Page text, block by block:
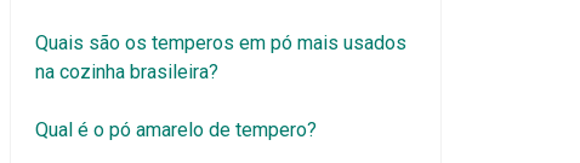
Quais são os temperos em pó mais usados
na cozinha brasileira?
Qual é o pó amarelo de tempero?